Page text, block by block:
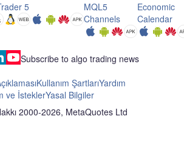
5
MQL5
Channels
Economic
Calendar
Subscribe to algo trading news
Kullanım ŞartlarıYardım
ve İsteklerYasal Bilgiler
2000-2026, MetaQuotes Ltd